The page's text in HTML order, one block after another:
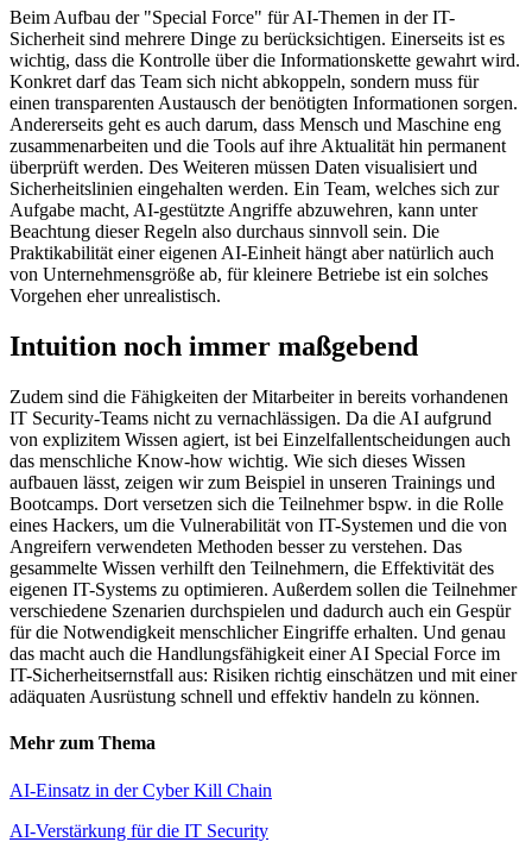
Beim Aufbau der "Special Force" für AI-Themen in der IT-
Sicherheit sind mehrere Dinge zu berücksichtigen. Einerseits ist es
wichtig, dass die Kontrolle über die Informationskette gewahrt wird.
Konkret darf das Team sich nicht abkoppeln, sondern muss für
einen transparenten Austausch der benötigten Informationen sorgen.
Andererseits geht es auch darum, dass Mensch und Maschine eng
zusammenarbeiten und die Tools auf ihre Aktualität hin permanent
überprüft werden. Des Weiteren müssen Daten visualisiert und
Sicherheitslinien eingehalten werden. Ein Team, welches sich zur
Aufgabe macht, AI-gestützte Angriffe abzuwehren, kann unter
Beachtung dieser Regeln also durchaus sinnvoll sein. Die
Praktikabilität einer eigenen AI-Einheit hängt aber natürlich auch
von Unternehmensgröße ab, für kleinere Betriebe ist ein solches
Vorgehen eher unrealistisch.
Intuition noch immer maßgebend
Zudem sind die Fähigkeiten der Mitarbeiter in bereits vorhandenen
IT Security-Teams nicht zu vernachlässigen. Da die AI aufgrund
von explizitem Wissen agiert, ist bei Einzelfallentscheidungen auch
das menschliche Know-how wichtig. Wie sich dieses Wissen
aufbauen lässt, zeigen wir zum Beispiel in unseren Trainings und
Bootcamps. Dort versetzen sich die Teilnehmer bspw. in die Rolle
eines Hackers, um die Vulnerabilität von IT-Systemen und die von
Angreifern verwendeten Methoden besser zu verstehen. Das
gesammelte Wissen verhilft den Teilnehmern, die Effektivität des
eigenen IT-Systems zu optimieren. Außerdem sollen die Teilnehmer
verschiedene Szenarien durchspielen und dadurch auch ein Gespür
für die Notwendigkeit menschlicher Eingriffe erhalten. Und genau
das macht auch die Handlungsfähigkeit einer AI Special Force im
IT-Sicherheitsernstfall aus: Risiken richtig einschätzen und mit einer
adäquaten Ausrüstung schnell und effektiv handeln zu können.
Mehr zum Thema
AI-Einsatz in der Cyber Kill Chain
AI-Verstärkung für die IT Security